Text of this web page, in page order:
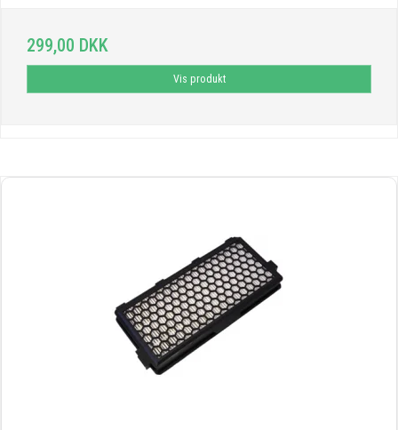
299,00 DKK
Vis produkt